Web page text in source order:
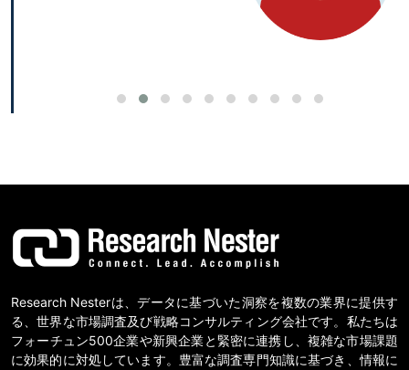
Research Nesterは、データに基づいた洞察を複数の業界に提供す
る、世界な市場調査及び戦略コンサルティング会社です。私たちは
フォーチュン500企業や新興企業と緊密に連携し、複雑な市場課題
に効果的に対処しています。豊富な調査専門知識に基づき、情報に